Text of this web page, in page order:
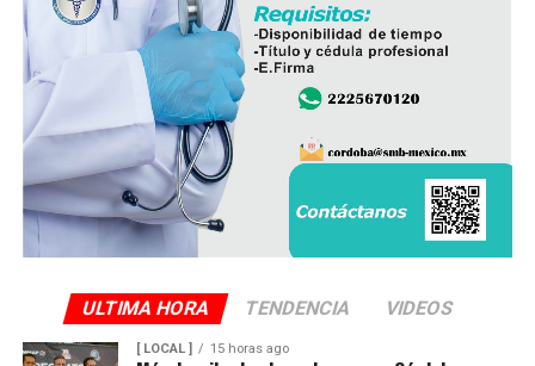
ULTIMA HORA TENDENCIA VIDEOS
[ LOCAL ] 15 horas ago